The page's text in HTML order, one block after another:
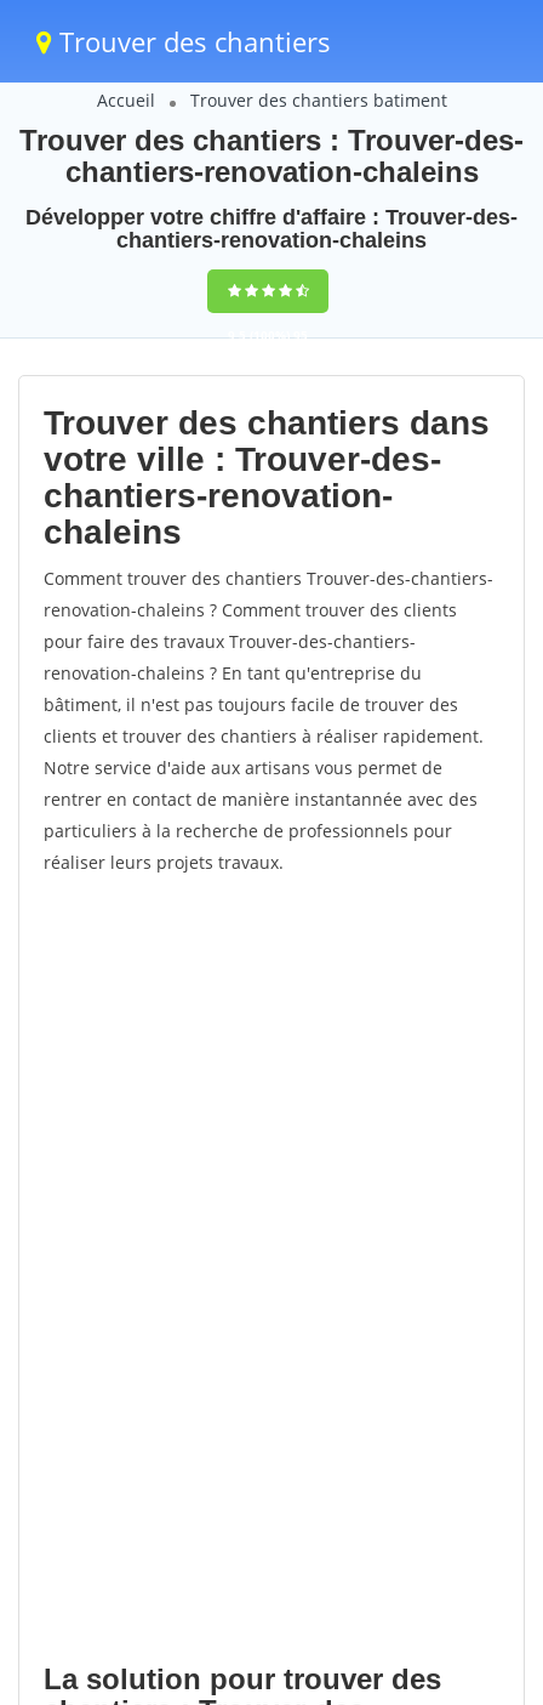
Trouver des chantiers
Accueil Trouver des chantiers batiment
Trouver des chantiers : Trouver-des-
chantiers-renovation-chaleins
Développer votre chiffre d'affaire : Trouver-des-
chantiers-renovation-chaleins
9,5(100%)95
votes
Trouver des chantiers dans
votre ville : Trouver-des-
chantiers-renovation-
chaleins
Comment trouver des chantiers Trouver-des-chantiers-
renovation-chaleins ? Comment trouver des clients
pour faire des travaux Trouver-des-chantiers-
renovation-chaleins ? En tant qu'entreprise du
bâtiment, il n'est pas toujours facile de trouver des
clients et trouver des chantiers à réaliser rapidement.
Notre service d'aide aux artisans vous permet de
rentrer en contact de manière instantannée avec des
particuliers à la recherche de professionnels pour
réaliser leurs projets travaux.
La solution pour trouver des